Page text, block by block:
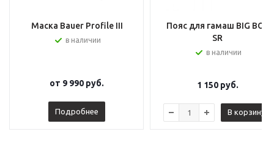
Маска Bauer Profile III
в наличии
от 9 990 руб.
Подробнее
Пояс для гамаш BIG BOY
SR
в наличии
1 150руб.
В корзину